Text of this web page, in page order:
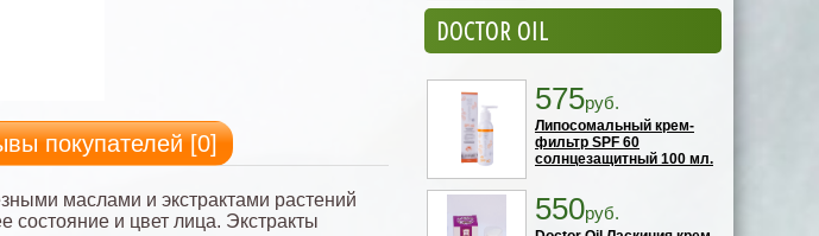
покупателей [0]
маслами и экстрактами растений
состояние и цвет лица. Экстракты
DOCTOR OIL
575руб.
Липосомальный крем-
фильтр SPF 60
солнцезащитный 100 мл.
550руб.